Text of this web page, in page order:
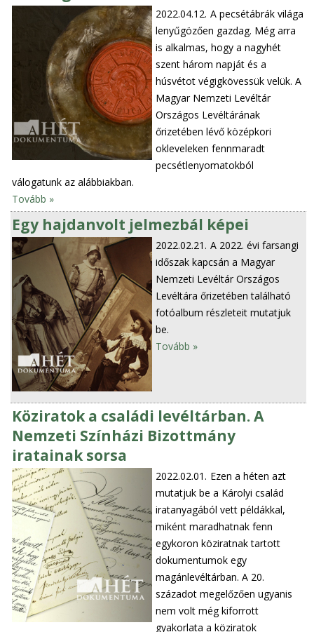
2022.04.12. A pecsétábrák világa
lenyűgözően gazdag. Még arra
is alkalmas, hogy a nagyhét
szent három napját és a
húsvétot végigkövessük velük. A
Magyar Nemzeti Levéltár
Országos Levéltárának
őrizetében lévő középkori
okleveleken fennmaradt
pecsétlenyomatokból
válogatunk az alábbiakban.
Tovább »
Egy hajdanvolt jelmezbál képei
2022.02.21. A 2022. évi farsangi
időszak kapcsán a Magyar
Nemzeti Levéltár Országos
Levéltára őrizetében található
fotóalbum részleteit mutatjuk
be.
Tovább »
Köziratok a családi levéltárban. A
Nemzeti Színházi Bizottmány
iratainak sorsa
2022.02.01. Ezen a héten azt
mutatjuk be a Károlyi család
iratanyagából vett példákkal,
miként maradhatnak fenn
egykoron köziratnak tartott
dokumentumok egy
magánlevéltárban. A 20.
századot megelőzően ugyanis
nem volt még kiforrott
gyakorlata a köziratok